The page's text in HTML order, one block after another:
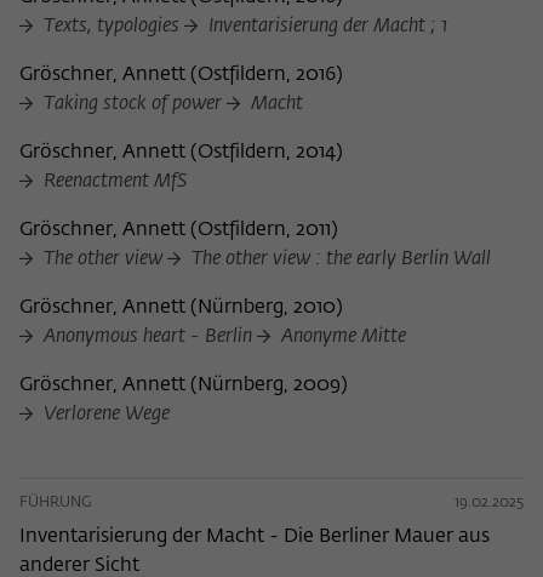
Texts, typologies
Inventarisierung der Macht ; 1
Gröschner, Annett (Ostfildern, 2016)
Taking stock of power
Macht
Gröschner, Annett (Ostfildern, 2014)
Reenactment MfS
Gröschner, Annett (Ostfildern, 2011)
The other view
The other view : the early Berlin Wall
Gröschner, Annett ( Nürnberg, 2010)
Anonymous heart - Berlin
Anonyme Mitte
Gröschner, Annett ( Nürnberg, 2009)
Verlorene Wege
FÜHRUNG 19.02.2025
Inventarisierung der Macht - Die Berliner Mauer aus
anderer Sicht